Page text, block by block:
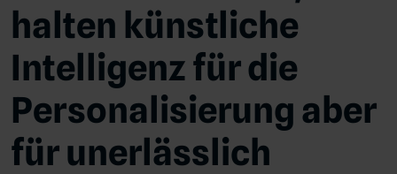
halten künstliche
Intelligenz für die
Personalisierung aber
für unerlässlich